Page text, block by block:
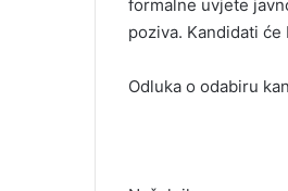
formalne uvjete
poziva. Kandidati
Odluka o odabiru